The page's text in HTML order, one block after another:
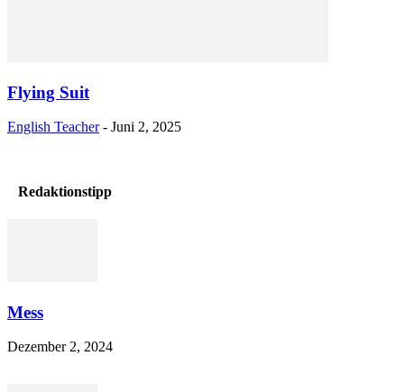
Flying Suit
English Teacher - Juni 2, 2025
Redaktionstipp
Mess
Dezember 2, 2024